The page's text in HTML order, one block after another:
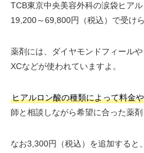
TCB東京中央美容外科の涙袋ヒア
19,200～69,800円（税込）で受けら
薬剤には、ダイヤモンドフィール
XCなどが使われていますよ。
ヒアルロン酸の種類によって料金
師と相談しながら希望に合った薬剤
なお3,300円（税込）を追加すると